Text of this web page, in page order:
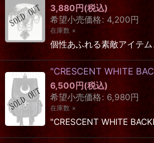
3,880 円 (税込)
希望小売価格: 4,200 円
在庫数 ×
個性あふれる素敵アイテ
"CRESCENT WHITE
6,500 円 (税込)
希望小売価格: 6,980 円
在庫数 ×
"CRESCENT WHITE